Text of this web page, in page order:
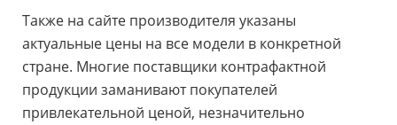
Также на сайте производителя указаны
актуальные цены на все модели в конкретной
стране. Многие поставщики контрафактной
продукции заманивают покупателей
привлекательной ценой, незначительно